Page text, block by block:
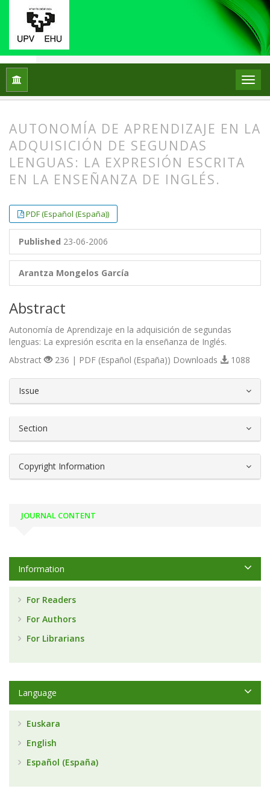
Home
AUTONOMÍA DE APRENDIZAJE EN LA
ADQUISICIÓN DE SEGUNDAS
LENGUAS: LA EXPRESIÓN ESCRITA
EN LA ENSEÑANZA DE INGLÉS.
PDF (Español (España))
Published 23-06-2006
Arantza Mongelos García
Abstract
Autonomía de Aprendizaje en la adquisición de segundas
lenguas: La expresión escrita en la enseñanza de Inglés.
Abstract
236 | PDF (Español (España)) Downloads 1088
Issue
Section
Copyright Information
JOURNAL CONTENT
Information
For Readers
For Authors
For Librarians
Language
Euskara
English
Español (España)